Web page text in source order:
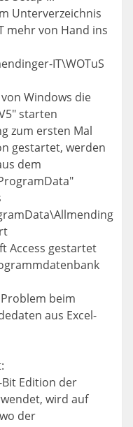
Unterverzeichnis
mehr von Hand ins
IT\WOTuS
Windows die
starten
zum ersten Mal
gestartet, werden
dem
Access gestartet
beim
aus Excel-
Edition der
wird auf
der